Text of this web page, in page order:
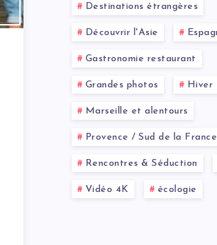
Destinations étrangères
Découvrir l'Asie
Gastronomie restaurant
Grandes photos Hiver
Marseille et alentours
Provence / Sud de la France
Rencontres & Séduction
Vidéo 4K écologie